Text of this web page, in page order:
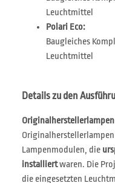
Leuchtmittel
Polari Eco:
Baugleiches
Leuchtmittel
Details zu den
Originalherstellerlampen
Lampenmodulen, die
installiertwaren. Die
die eingesetzten